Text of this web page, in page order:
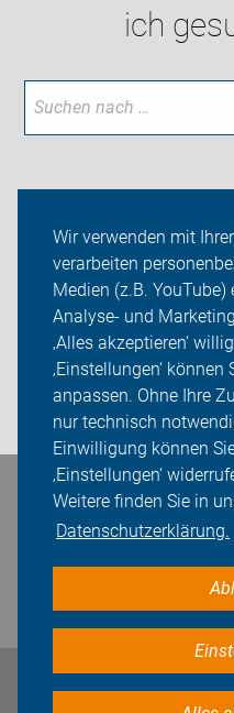
Wir verwenden mit
verarbeiten
Medien (z.B.
Analyse- und
‚Alles akzeptieren‘
‚Einstellungen‘ können
anpassen. Ohne Ihre
nur technisch
Einwilligung können
‚Einstellungen‘
Weitere finden Sie in
Datenschutzerklärung.
ich
Themen
ADFC Oranienburg
Sei dabei
Login
Bleiben Sie in Kontakt